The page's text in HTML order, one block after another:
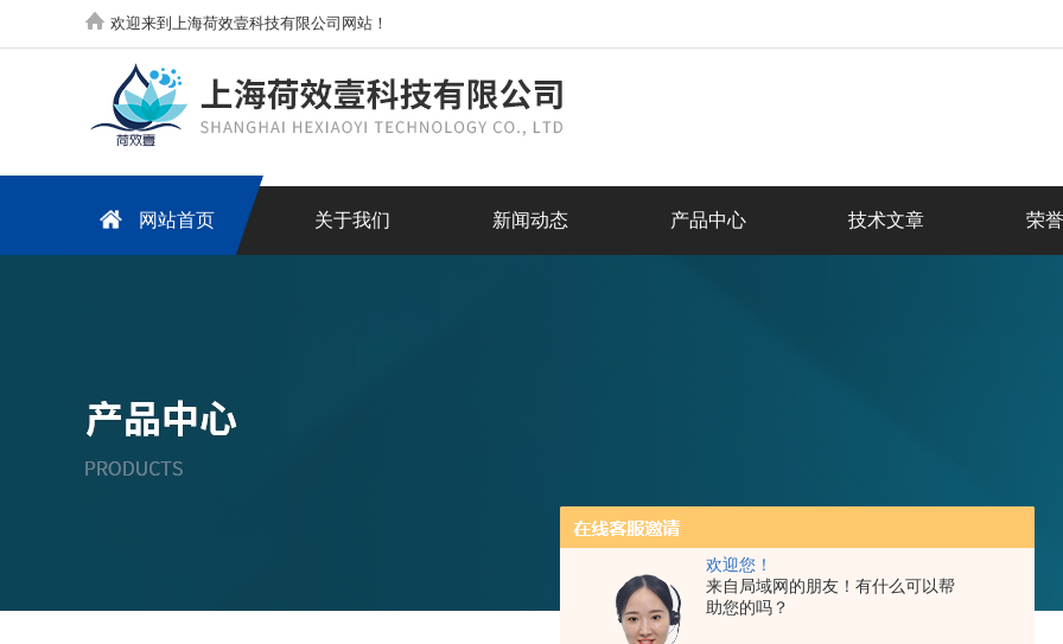
欢迎您！
来自局域网的朋友！有什么可以帮
助您的吗？
欢迎来到上海荷效壹科技有限公司网站！
网站首页 关于我们 新闻动态 产品中心 技术文章 荣